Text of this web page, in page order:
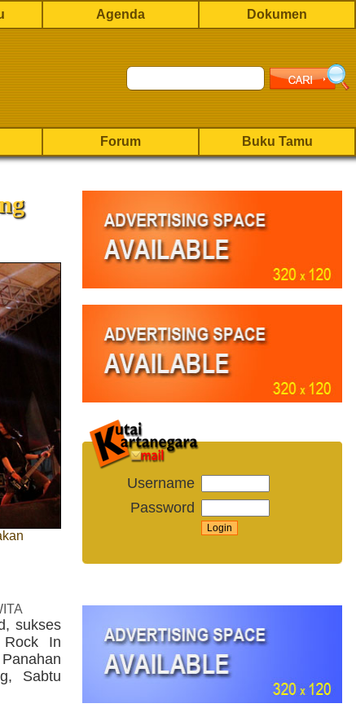
Agenda Dokumen
Forum Buku Tamu
sukses
Rock In
Sabtu
Username
Password